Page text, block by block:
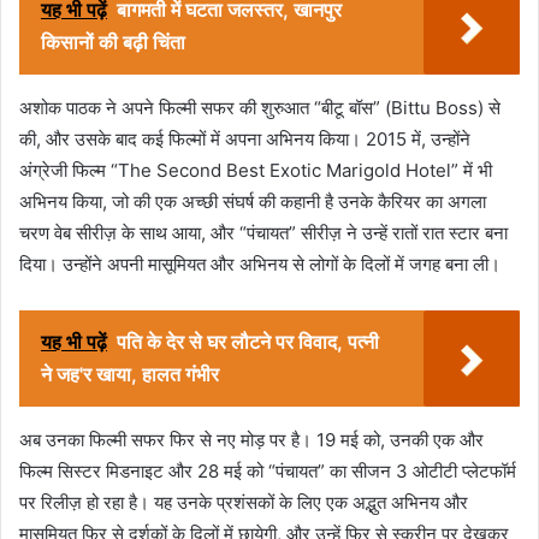
यह भी पढ़ें बागमती में घटता जलस्तर, खानपुर
किसानों की बढ़ी चिंता
अशोक पाठक ने अपने फिल्मी सफर की शुरुआत “बीटू बॉस” (Bittu Boss) से
की, और उसके बाद कई फिल्मों में अपना अभिनय किया। 2015 में, उन्होंने
अंग्रेजी फिल्म “The Second Best Exotic Marigold Hotel” में भी
अभिनय किया, जो की एक अच्छी संघर्ष की कहानी है उनके कैरियर का अगला
चरण वेब सीरीज़ के साथ आया, और “पंचायत” सीरीज़ ने उन्हें रातों रात स्टार बना
दिया। उन्होंने अपनी मासूमियत और अभिनय से लोगों के दिलों में जगह बना ली।
यह भी पढ़ें पति के देर से घर लौटने पर विवाद, पत्नी
ने जह'र खाया, हालत गंभीर
अब उनका फिल्मी सफर फिर से नए मोड़ पर है। 19 मई को, उनकी एक और
फिल्म सिस्टर मिडनाइट और 28 मई को “पंचायत” का सीजन 3 ओटीटी प्लेटफॉर्म
पर रिलीज़ हो रहा है। यह उनके प्रशंसकों के लिए एक अद्भुत अभिनय और
मासूमियत फिर से दर्शकों के दिलों में छायेगी, और उन्हें फिर से स्क्रीन पर देखकर